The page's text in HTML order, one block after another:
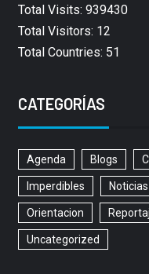
Total Visits: 939430
Total Visitors: 12
Total Countries: 51
CATEGORÍAS
Agenda Blogs
Imperdibles Noticias
Orientacion
Uncategorized